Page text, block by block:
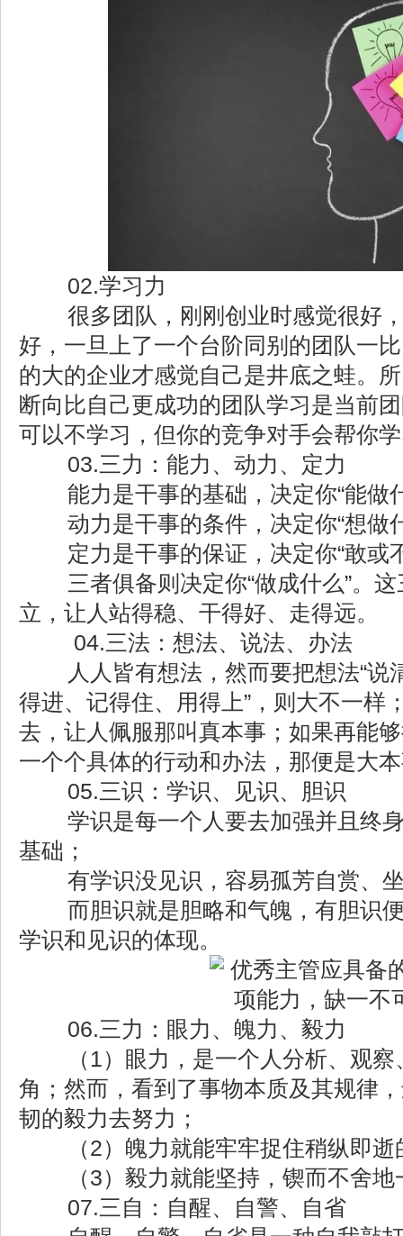
02.学习力
很多团队，刚刚创业时感觉很好
好，一旦上了一个台阶同别的团队一
的大的企业才感觉自己是井底之蛙。
断向比自己更成功的团队学习是当前
可以不学习，但你的竞争对手会帮你
03.三力：能力、动力、定力
能力是干事的基础，决定你“能做
动力是干事的条件，决定你“想做
定力是干事的保证，决定你“敢或
三者俱备则决定你“做成什么”。这
立，让人站得稳、干得好、走得远。
04.三法：想法、说法、办法
人人皆有想法，然而要把想法“说
得进、记得住、用得上”，则大不一样
去，让人佩服那叫真本事；如果再能
一个个具体的行动和办法，那便是大
05.三识：学识、见识、胆识
学识是每一个人要去加强并且终
基础；
有学识没见识，容易孤芳自赏、
而胆识就是胆略和气魄，有胆识
学识和见识的体现。
06.三力：眼力、魄力、毅力
（1）眼力，是一个人分析、观察
角；然而，看到了事物本质及其规律
韧的毅力去努力；
（2）魄力就能牢牢捉住稍纵即逝
（3）毅力就能坚持，锲而不舍地
07.三自：自醒、自警、自省